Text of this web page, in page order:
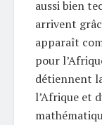
aussi bien
arrivent
apparaît
pour
détiennent
l’Afrique et